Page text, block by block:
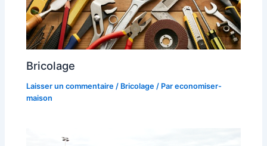
Bricolage
Laisser un commentaire / Bricolage / Pareconomiser-
maison